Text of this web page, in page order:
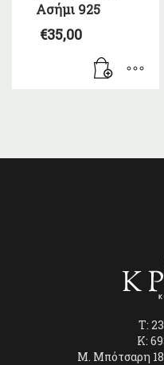
Ασήμι 925
€35,00
T:
K:
Μ. Μπότσαρη